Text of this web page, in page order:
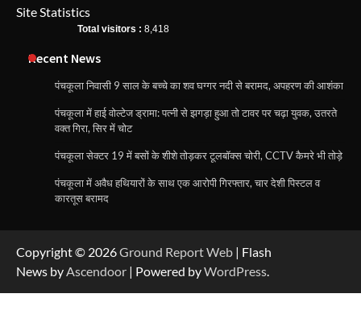
Site Statistics
Total visitors : 8,418
Recent News
पंचकूला निवासी 9 साल के बच्चे का शव घग्गर नदी से बरामद, अपहरण की आशंका
पंचकूला में हाई वोल्टेज ड्रामा: पत्नी से झगड़ा हुआ तो टावर पर चढ़ा युवक, उतरते
वक्त गिरा, सिर में चोट
पंचकूला सेक्टर 19 में बसों के शीशे तोड़कर टूलबॉक्स चोरी, CCTV कैमरे भी तोड़े
पंचकूला में अवैध हथियारों के साथ एक आरोपी गिरफ्तार, चार देशी पिस्टल व
कारतूस बरामद
Copyright © 2026Ground Report Web | Flash
News by Ascendoor | Powered byWordPress